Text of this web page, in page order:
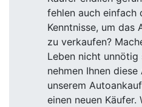
fehlen auch einfach
Kenntnisse, um das
zu verkaufen?
Leben nicht unnötig
nehmen Ihnen
unserem
einen neuen